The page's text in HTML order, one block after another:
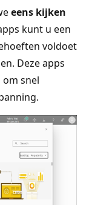
eens kijken
kunt u een
voldoet
Deze apps
snel